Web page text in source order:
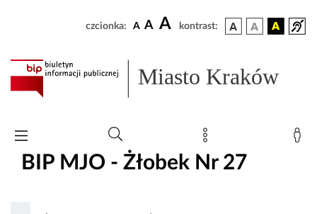
czcionka: A A A kontrast:
Miasto Kraków
BIP MJO - Żłobek Nr 27